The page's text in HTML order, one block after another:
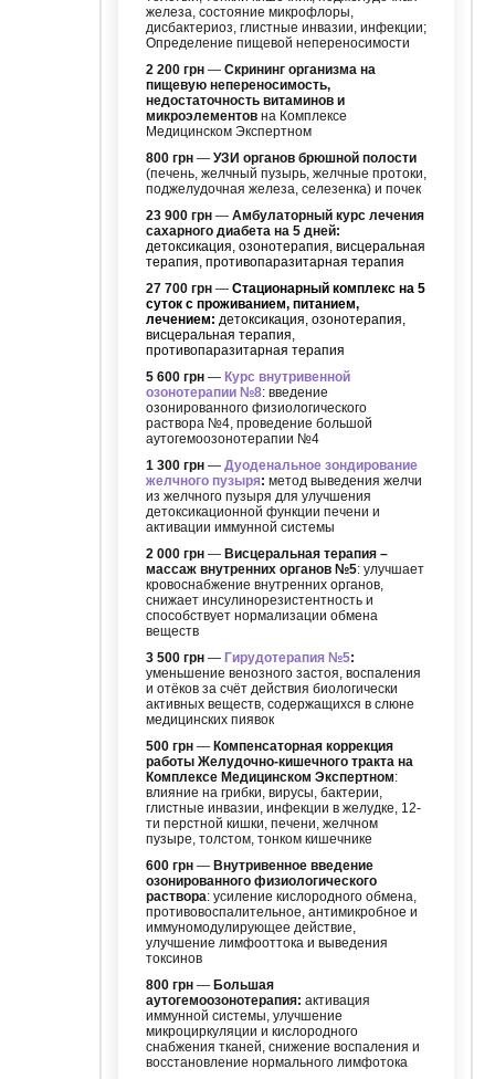
железа, состояние микрофлоры,
дисбактериоз, глистные инвазии, инфекции;
Определение пищевой непереносимости
2 200 грн — Скрининг организма на
пищевую непереносимость,
недостаточность витаминов и
микроэлементов на Комплексе
Медицинском Экспертном
800 грн — УЗИ органов брюшной полости
(печень, желчный пузырь, желчные протоки,
поджелудочная железа, селезенка) и почек
23 900 грн — Амбулаторный курс лечения
сахарного диабета на 5 дней:
детоксикация, озонотерапия, висцеральная
терапия, противопаразитарная терапия
27 700 грн — Стационарный комплекс на 5
суток с проживанием, питанием,
лечением: детоксикация, озонотерапия,
висцеральная терапия,
противопаразитарная терапия
5 600 грн — Курс внутривенной
озонотерапии №8: введение
озонированного физиологического
раствора №4, проведение большой
аутогемоозонотерапии №4
1 300 грн — Дуоденальное зондирование
желчного пузыря: метод выведения желчи
из желчного пузыря для улучшения
детоксикационной функции печени и
активации иммунной системы
2 000 грн — Висцеральная терапия –
массаж внутренних органов №5: улучшает
кровоснабжение внутренних органов,
снижает инсулинорезистентность и
способствует нормализации обмена
веществ
3 500 грн — Гирудотерапия №5:
уменьшение венозного застоя, воспаления
и отёков за счёт действия биологически
активных веществ, содержащихся в слюне
медицинских пиявок
500 грн — Компенсаторная коррекция
работы Желудочно-кишечного тракта на
Комплексе Медицинском Экспертном:
влияние на грибки, вирусы, бактерии,
глистные инвазии, инфекции в желудке, 12-
ти перстной кишки, печени, желчном
пузыре, толстом, тонком кишечнике
600 грн — Внутривенное введение
озонированного физиологического
раствора: усиление кислородного обмена,
противовоспалительное, антимикробное и
иммуномодулирующее действие,
улучшение лимфооттока и выведения
токсинов
800 грн — Большая
аутогемоозонотерапия: активация
иммунной системы, улучшение
микроциркуляции и кислородного
снабжения тканей, снижение воспаления и
восстановление нормального лимфотока